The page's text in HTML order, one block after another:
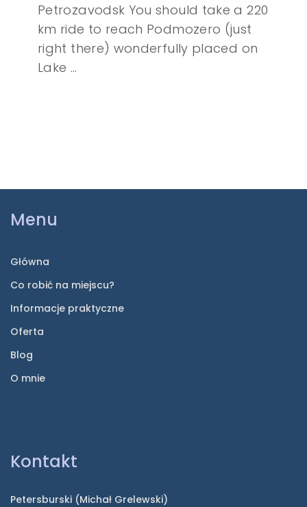
Petrozavodsk You should take a 220
km ride to reach Podmozero (just
right there) wonderfully placed on
Lake …
Menu
Główna
Co robić na miejscu?
Informacje praktyczne
Oferta
Blog
O mnie
Kontakt
Petersburski (Michał Grelewski)